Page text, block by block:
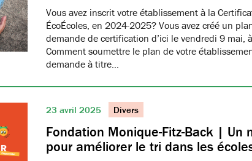
Vous avez inscrit votre établissement à la
ÉcoÉcoles, en 2024-2025? Vous avez créé un
demande de certification d’ici le vendredi 9 mai,
Comment soumettre le plan de votre
demande à titre…
23 avril 2025 Divers
Fondation Monique-Fitz-Back | Un
pour améliorer le tri dans les